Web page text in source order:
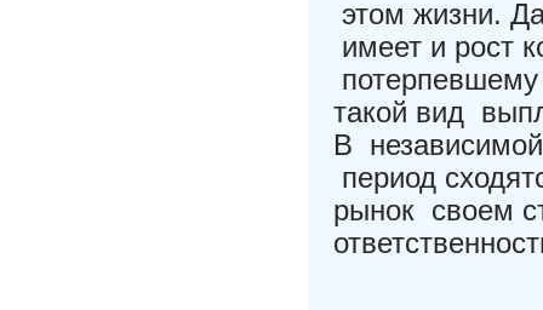
этом жизни.
имеет и рост
такой вид
В
период
рынок своем